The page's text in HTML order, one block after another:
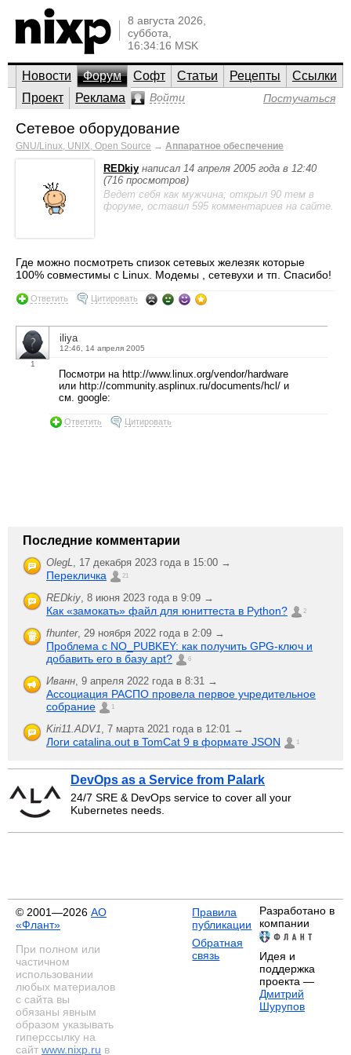
8 августа 2026,
суббота,
16:34:16 MSK
Новости Форум Софт Статьи Рецепты
Ссылки
Проект
Реклама Войти Постучаться
Сетевое оборудование
GNU/Linux, UNIX, Open Source → Аппаратное обеспечение
REDkiy написал 14 апреля 2005 года в 12:40
(716 просмотров)
Ведет себя как мужчина; открыл 90 тем в
форуме, оставил 595 комментариев на сайте.
Где можно посмотреть спизок сетевых железяк которые
100% совместимы с Linux. Модемы , сетевухи и тп. Спасибо!
Ответить Цитировать
1
iliya
12:46, 14 апреля 2005
Посмотри на http://www.linux.org/vendor/hardware
или http://community.asplinux.ru/documents/hcl/ и
см. google:
Ответить Цитировать
Последние комментарии
OlegL, 17 декабря 2023 года в 15:00 →
Перекличка 21
REDkiy, 8 июня 2023 года в 9:09 →
Как «замокать» файл для юниттеста в Python? 2
fhunter, 29 ноября 2022 года в 2:09 →
Проблема с NO_PUBKEY: как получить GPG-ключ и
добавить его в базу apt?
6
Иванн, 9 апреля 2022 года в 8:31 →
Ассоциация РАСПО провела первое учредительное
собрание
1
Kiri11.ADV1, 7 марта 2021 года в 12:01 →
Логи catalina.out в TomCat 9 в формате JSON 1
DevOps as a Service from Palark
24/7 SRE & DevOps service to cover all your
Kubernetes needs.
© 2001—2026 АО
«Флант»
При полном или
частичном
использовании
любых материалов
с сайта вы
обязаны явным
образом указывать
гиперссылку на
сайт www.nixp.ru в
Правила
публикации
Обратная
связь
Разработано в
компании
Идея и
поддержка
проекта —
Дмитрий
Шурупов